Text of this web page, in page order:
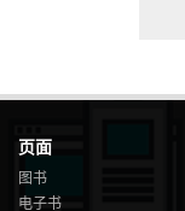
页面
图书
电子书